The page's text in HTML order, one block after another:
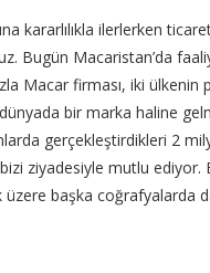
kararlılıkla ilerlerken
Bugün Macaristan’da
Macar firması, iki ülkenin
bir marka haline
gerçekleştirdikleri 2
ziyadesiyle mutlu ediyor.
üzere başka coğrafyalarda